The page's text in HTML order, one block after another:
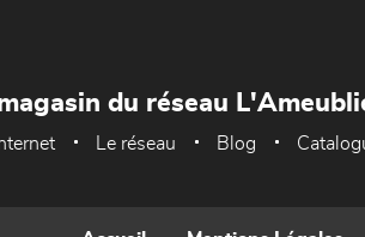
du réseau
Le réseau Blog